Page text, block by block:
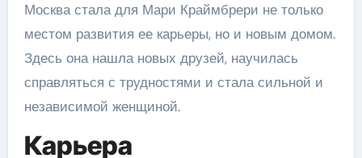
Москва стала для Мари Краймбрери не только
местом развития ее карьеры, но и новым домом.
Здесь она нашла новых друзей, научилась
справляться с трудностями и стала сильной и
независимой женщиной.
Карьера